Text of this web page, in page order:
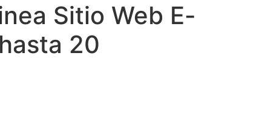
Sitio Web E-
20